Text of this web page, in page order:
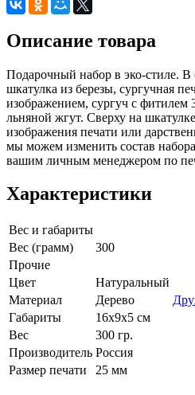
Описание товара
Подарочный набор в эко-стиле. В
шкатулка из березы, сургучная
изображением, сургуч с фитилем
льняной жгут. Сверху на
изображения печати или
мы можем изменить состав
вашим личным менеджером по
Характеристики
Вес и габариты
Вес (грамм)
300
Прочие
Цвет
Натуральный
Материал
Дерево
Габариты
16х9х5 см
Вес
300 гр.
Производитель Россия
Размер печати
25 мм